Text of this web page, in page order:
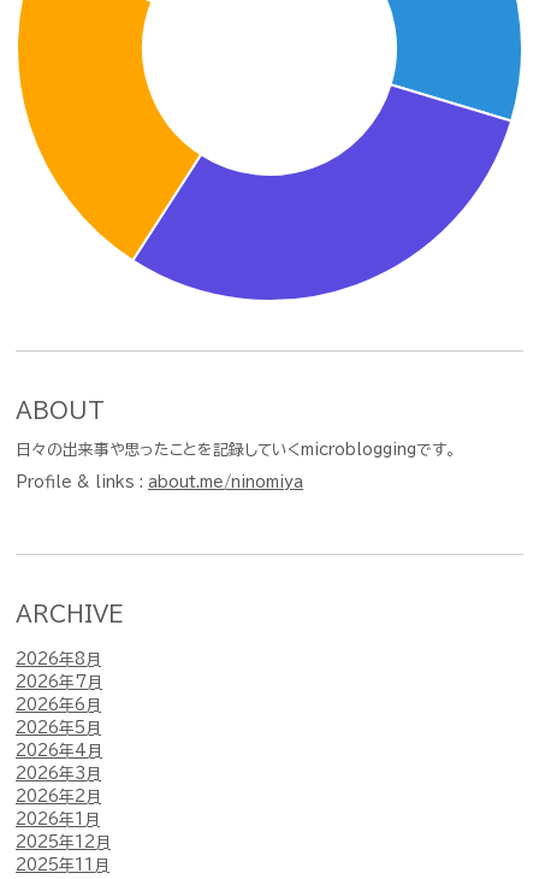
ABOUT
日々の出来事や思ったことを記録していくmicrobloggingです。
Profile & links : about.me/ninomiya
ARCHIVE
2026年8月
2026年7月
2026年6月
2026年5月
2026年4月
2026年3月
2026年2月
2026年1月
2025年12月
2025年11月